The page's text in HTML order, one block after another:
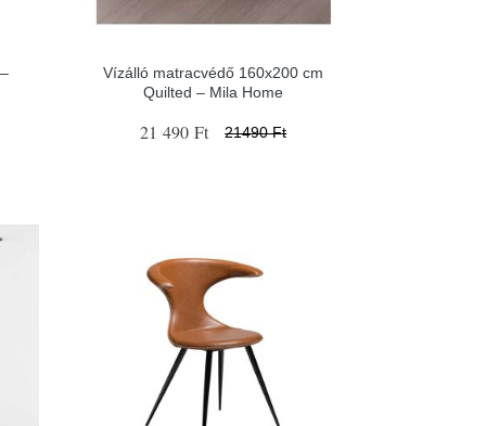
Vízálló matracvédő 160x200 cm
Quilted – Mila Home
21 490 Ft 21490 Ft